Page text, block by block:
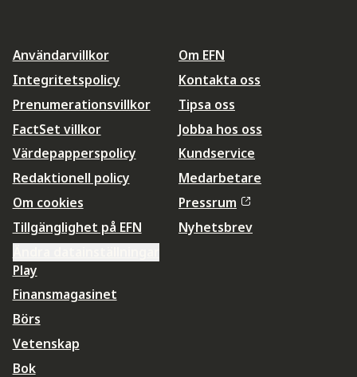
Användarvillkor
Integritetspolicy
Prenumerationsvillkor
FactSet villkor
Värdepapperspolicy
Redaktionell policy
Om cookies
Tillgänglighet på EFN
Om EFN
Kontakta oss
Tipsa oss
Jobba hos oss
Kundservice
Medarbetare
Pressrum
Nyhetsbrev
Play
Finansmagasinet
Börs
Vetenskap
Bok